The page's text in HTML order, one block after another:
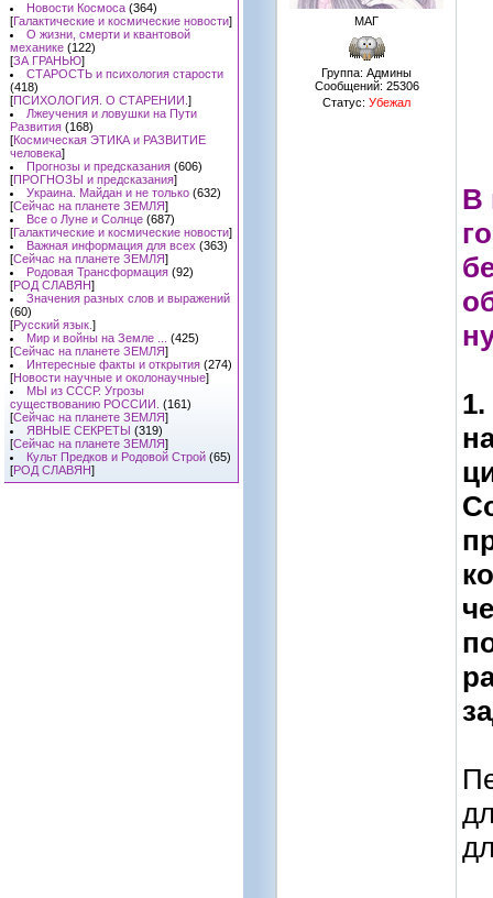
Новости Космоса (364)
[Галактические и космические новости]
О жизни, смерти и квантовой
механике (122)
[ЗА ГРАНЬЮ]
СТАРОСТЬ и психология старости
(418)
[ПСИХОЛОГИЯ. О СТАРЕНИИ. ]
Лжеучения и ловушки на Пути
Развития (168)
[Космическая ЭТИКА и РАЗВИТИЕ
человека]
Прогнозы и предсказания (606)
[ПРОГНОЗЫ и предсказания]
Украина. Майдан и не только (632)
[Сейчас на планете ЗЕМЛЯ]
Все о Луне и Солнце (687)
[Галактические и космические новости]
Важная информация для всех (363)
[Сейчас на планете ЗЕМЛЯ]
Родовая Трансформация (92)
[РОД СЛАВЯН]
Значения разных слов и выражений
(60)
[Русский язык. ]
Мир и войны на Земле ...
(425)
[Сейчас на планете ЗЕМЛЯ]
Интересные факты и открытия (274)
[Новости научные и околонаучные]
МЫ из СССР. Угрозы
существованию РОССИИ. (161)
[Сейчас на планете ЗЕМЛЯ]
ЯВНЫЕ СЕКРЕТЫ (319)
[Сейчас на планете ЗЕМЛЯ]
Культ Предков и Родовой Строй (65)
[РОД СЛАВЯН]
МАГ
Группа: Админы
Сообщений: 25306
Статус: Убежал
В